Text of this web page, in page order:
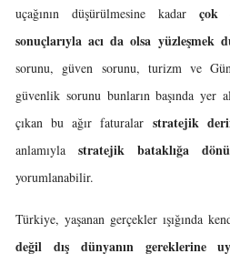
uçağının düşürülmesine kadar çok
sonuçlarıyla acı da olsa yüzleşmek
sorunu, güven sorunu, turizm ve
güvenlik sorunu bunların başında yer
çıkan bu ağır faturalar stratejik
anlamıyla stratejik bataklığa
yorumlanabilir.
Türkiye, yaşanan gerçekler ışığında
değil
dış dünyanın gereklerine